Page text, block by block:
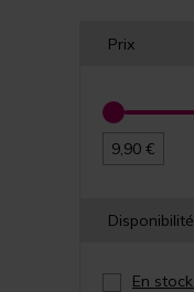
Prix
9,90 €
Disponibilité
En stock